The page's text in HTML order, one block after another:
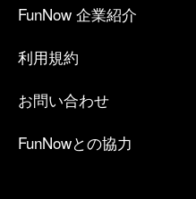
FunNow 企業紹介
利用規約
お問い合わせ
FunNowとの協力